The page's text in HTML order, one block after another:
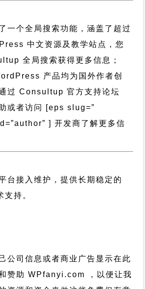
一个全局搜索功能，涵盖了超过
中文资源及教学站点，您
全局搜索获得更多信息；
产品均为国外作者创
过Consultup 官方支持论坛
或者访问 [eps slug=”
] 开发商了解更多信
台接入维护，提供长期稳定的
支持 。
公司信息或者商业广告显示在此
赞助 WPfanyi.com ，以便让我